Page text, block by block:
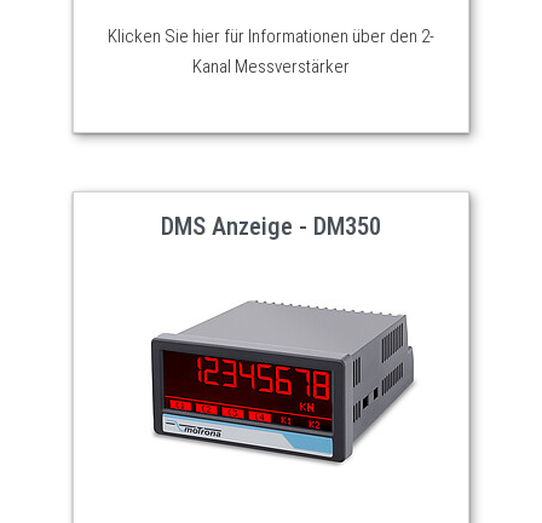
Klicken Sie hier für Informationen über den 2-
Kanal Messverstärker
DMS Anzeige - DM350